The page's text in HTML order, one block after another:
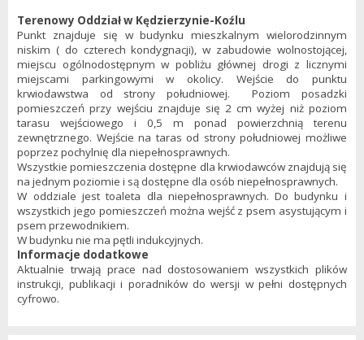
Terenowy Oddział w Kędzierzynie-Koźlu
Punkt znajduje się w budynku mieszkalnym wielorodzinnym
niskim ( do czterech kondygnacji), w zabudowie wolnostojącej,
miejscu ogólnodostępnym w pobliżu głównej drogi z licznymi
miejscami parkingowymi w okolicy. Wejście do punktu
krwiodawstwa od strony południowej. Poziom posadzki
pomieszczeń przy wejściu znajduje się 2 cm wyżej niż poziom
tarasu wejściowego i 0,5 m ponad powierzchnią terenu
zewnętrznego. Wejście na taras od strony południowej możliwe
poprzez pochylnię dla niepełnosprawnych.
Wszystkie pomieszczenia dostępne dla krwiodawców znajdują się
na jednym poziomie i są dostępne dla osób niepełnosprawnych.
W oddziale jest toaleta dla niepełnosprawnych. Do budynku i
wszystkich jego pomieszczeń można wejść z psem asystującym i
psem przewodnikiem.
W budynku nie ma pętli indukcyjnych.
Informacje dodatkowe
Aktualnie trwają prace nad dostosowaniem wszystkich plików
instrukcji, publikacji i poradników do wersji w pełni dostępnych
cyfrowo.